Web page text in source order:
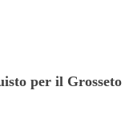
per il Grosseto